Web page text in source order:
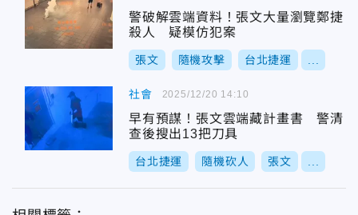
警破解雲端資料！張文大量瀏覽鄭捷
殺人 疑模仿犯案
張文 隨機攻擊 台北捷運
社會
早有預謀！張文雲端藏計畫書 警清
查後搜出13把刀具
台北捷運 隨機砍人 張文
2025/12/20 14:10